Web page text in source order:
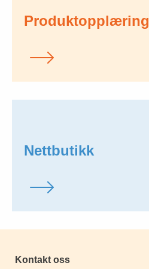
Produktopplæring
Nettbutikk
Kontakt oss